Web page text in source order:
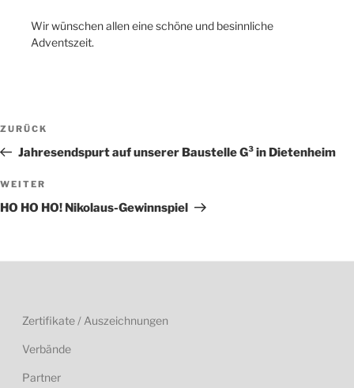
Wir wünschen allen eine schöne und besinnliche
Adventszeit.
Beitragsnavigation
Vorheriger
Beitrag
ZURÜCK
Jahresendspurt auf unserer Baustelle G³ in Dietenheim
Nächster
Beitrag
WEITER
HO HO HO! Nikolaus-Gewinnspiel
Zertifikate / Auszeichnungen
Verbände
Partner